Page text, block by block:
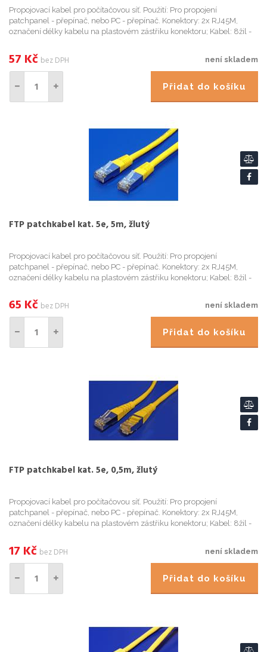
Propojovací kabel pro počítačovou síť. Použití: Pro propojení
patchpanel - přepínač, nebo PC - přepínač. Konektory: 2x RJ45M,
označení délky kabelu na plastovém zástřiku konektoru; Kabel: 8žil -
není skladem
57 Kč bez DPH
Přidat do košíku
FTP patchkabel kat. 5e, 5m, žlutý
Propojovací kabel pro počítačovou síť. Použití: Pro propojení
patchpanel - přepínač, nebo PC - přepínač. Konektory: 2x RJ45M,
označení délky kabelu na plastovém zástřiku konektoru; Kabel: 8žil -
není skladem
65 Kč bez DPH
Přidat do košíku
FTP patchkabel kat. 5e, 0,5m, žlutý
Propojovací kabel pro počítačovou síť. Použití: Pro propojení
patchpanel - přepínač, nebo PC - přepínač. Konektory: 2x RJ45M,
označení délky kabelu na plastovém zástřiku konektoru; Kabel: 8žil -
není skladem
17 Kč bez DPH
Přidat do košíku